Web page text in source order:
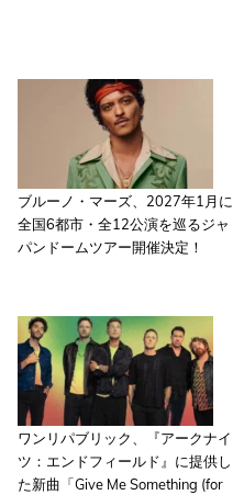
ブルーノ・マーズ、2027年1月に
全国6都市・全12公演を巡るジャ
パンドームツアー開催決定！
ワンリパブリック、『アークナイ
ツ：エンドフィールド』に提供し
た新曲「Give Me Something (for